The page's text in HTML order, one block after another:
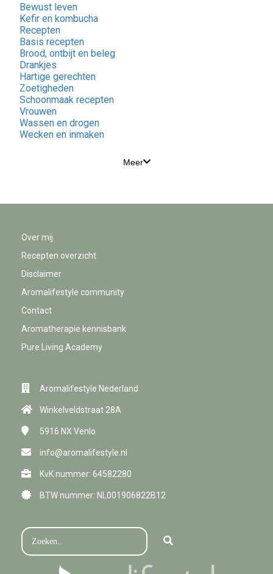
Bewust leven
Kefir en kombucha
Recepten
Basis recepten
Brood, ontbijt en beleg
Drankjes
Hartige gerechten
Zoetigheden
Schoonmaak recepten
Vrouwen
Wassen en drogen
Wecken en inmaken
Meer
Over mij
Recepten overzicht
Disclaimer
Aromalifestyle community
Contact
Aromatherapie kennisbank
Pure Living Academy
Aromalifestyle Nederland
Winkelveldstraat 28A
5916 NX Venlo
info@aromalifestyle.nl
KvK nummer: 64582280
BTW nummer: NL001906822B12